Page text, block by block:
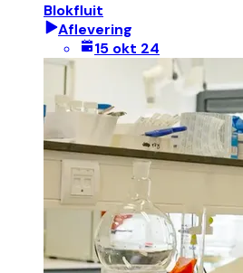
Blokfluit
Aflevering
15 okt 24